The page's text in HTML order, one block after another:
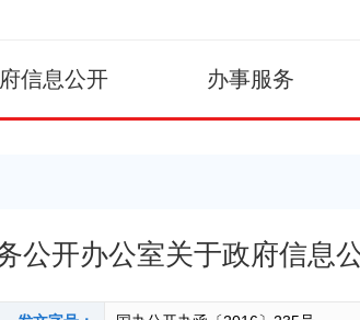
信息公开 办事服务
公开办公室关于政府信息